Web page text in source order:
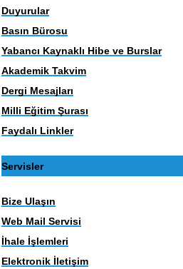
Duyurular
Basın Bürosu
Yabancı Kaynaklı Hibe ve Burslar
Akademik Takvim
Dergi Mesajları
Milli Eğitim Şurası
Faydalı Linkler
Servisler
Bize Ulaşın
Web Mail Servisi
İhale İşlemleri
Elektronik İletişim